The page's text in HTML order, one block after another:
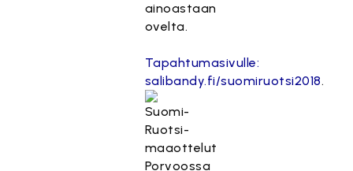
ainoastaan
ovelta.
Tapahtumasivulle:
salibandy.fi/suomiruotsi2018.